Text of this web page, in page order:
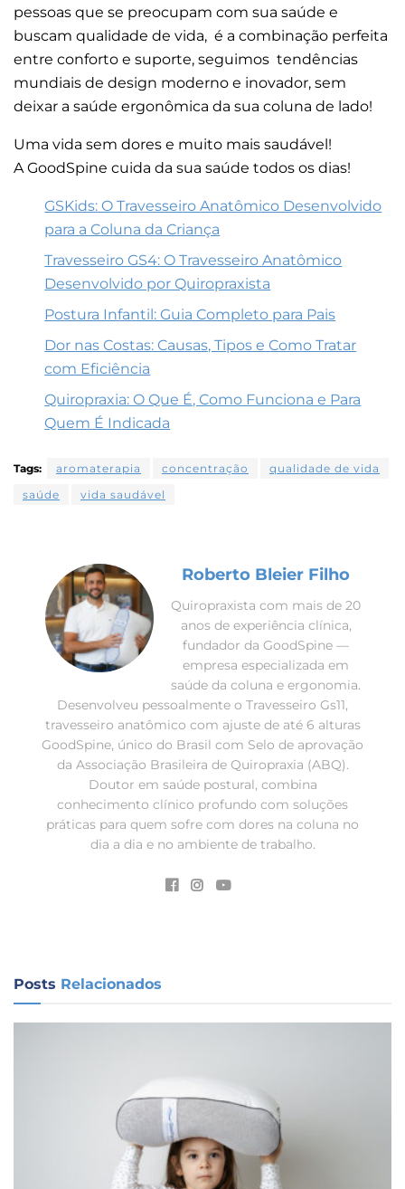
pessoas que se preocupam com sua saúde e
buscam qualidade de vida, é a combinação perfeita
entre conforto e suporte, seguimos tendências
mundiais de design moderno e inovador, sem
deixar a saúde ergonômica da sua coluna de lado!
Uma vida sem dores e muito mais saudável!
A GoodSpine cuida da sua saúde todos os dias!
GSKids: O Travesseiro Anatômico Desenvolvido
para a Coluna da Criança
Travesseiro GS4: O Travesseiro Anatômico
Desenvolvido por Quiropraxista
Postura Infantil: Guia Completo para Pais
Dor nas Costas: Causas, Tipos e Como Tratar
com Eficiência
Quiropraxia: O Que É, Como Funciona e Para
Quem É Indicada
Tags: aromaterapia concentração
qualidade de vida
saúde
vida saudável
Roberto Bleier Filho
Quiropraxista com mais de 20
anos de experiência clínica,
fundador da GoodSpine —
empresa especializada em
saúde da coluna e ergonomia.
Desenvolveu pessoalmente o Travesseiro Gs11,
travesseiro anatômico com ajuste de até 6 alturas
GoodSpine, único do Brasil com Selo de aprovação
da Associação Brasileira de Quiropraxia (ABQ).
Doutor em saúde postural, combina
conhecimento clínico profundo com soluções
práticas para quem sofre com dores na coluna no
dia a dia e no ambiente de trabalho.
Posts Relacionados